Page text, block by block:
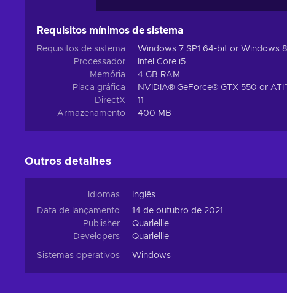
Requisitos mínimos de sistema
Requisitos de sistema
Windows 7 SP1 64-bit or Windows
Processador
Intel Core i5
Memória
4 GB RAM
Placa gráfica
NVIDIA® GeForce® GTX 550 or
DirectX
11
Armazenamento
400 MB
Outros detalhes
Idiomas
Inglês
Data de lançamento
14 de outubro de 2021
Publisher
Quarlellle
Developers
Quarlellle
Sistemas operativos Windows